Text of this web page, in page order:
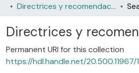
Directrices y recomendaciones
Directrices y
Permanent URI for this collection
https://hdl.handle.net/20.500.11967/